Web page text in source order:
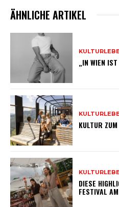
ÄHNLICHE ARTIKEL
„IN WIEN
KULTUR
DIESE
FESTIVAL